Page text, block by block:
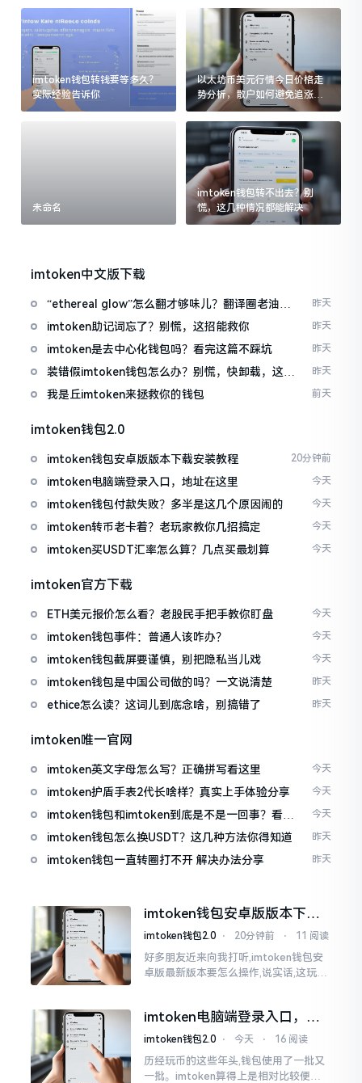
imtoken钱包转钱要等多久？
实际经验告诉你
以太坊币美元行情今日价格走
势分析，散户如何避免追涨杀
跌被套牢
未命名
imtoken钱包转不出去？别
慌，这几种情况都能解决
imtoken中文版下载
“ethereal glow”怎么翻才够味儿？翻译圈老油条
的私房话
昨天
imtoken助记词忘了？别慌，这招能救你 昨天
imtoken是去中心化钱包吗？看完这篇不踩坑 昨天
装错假imtoken钱包怎么办？别慌，快卸载，这几
招能救急
昨天
我是丘imtoken来拯救你的钱包 前天
imtoken钱包2.0
imtoken钱包安卓版版本下载安装教程 20分钟前
imtoken电脑端登录入口，地址在这里 今天
imtoken钱包付款失败？多半是这几个原因闹的 今天
imtoken转币老卡着？老玩家教你几招搞定 今天
imtoken买USDT汇率怎么算？几点买最划算 今天
imtoken官方下载
ETH美元报价怎么看？老股民手把手教你盯盘 今天
imtoken钱包事件：普通人该咋办？ 今天
imtoken钱包截屏要谨慎，别把隐私当儿戏 今天
imtoken钱包是中国公司做的吗？一文说清楚 昨天
ethice怎么读？这词儿到底念啥，别搞错了 昨天
imtoken唯一官网
imtoken英文字母怎么写？正确拼写看这里 今天
imtoken护盾手表2代长啥样？真实上手体验分享 今天
imtoken钱包和imtoken到底是不是一回事？看完
就懂了
今天
imtoken钱包怎么换USDT？这几种方法你得知道 昨天
imtoken钱包一直转圈打不开 解决办法分享 昨天
imtoken钱包安卓版版本下载
安装教程
imtoken钱包2.0 ⋅ 20分钟前 ⋅ 11 阅读
好多朋友近来向我打听,imtoken钱包安
卓版最新版本要怎么操作,说实话,这玩意
0版本
imtoken电脑端登录入口，地
址在这里
imtoken钱包2.0 ⋅ 今天 ⋅ 16 阅读
历经玩币的这些年头,钱包使用了一批又
一批。imtoken算得上是相对比较便于